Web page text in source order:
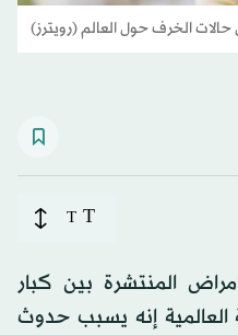
T
T
المنتشرة بين كبار
إنه يسبب حدوث